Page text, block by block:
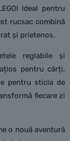
Ideal pentru
rucsac combină
și prietenos.
reglabile și
pentru cărți,
pentru sticla de
fiecare zi
o nouă aventură